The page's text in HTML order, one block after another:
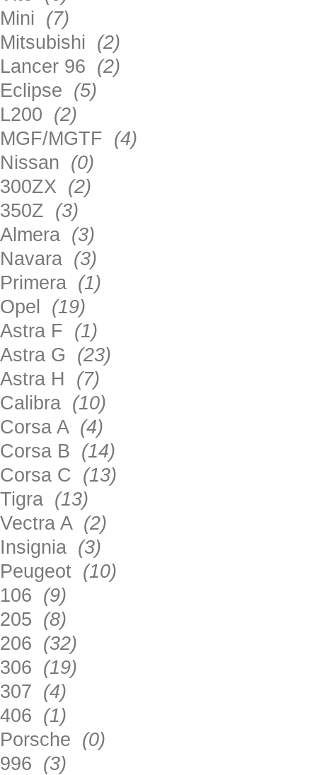
Mini (7)
Mitsubishi (2)
Lancer 96 (2)
Eclipse (5)
L200 (2)
MGF/MGTF (4)
Nissan (0)
300ZX (2)
350Z (3)
Almera (3)
Navara (3)
Primera (1)
Opel (19)
Astra F (1)
Astra G (23)
Astra H (7)
Calibra (10)
Corsa A (4)
Corsa B (14)
Corsa C (13)
Tigra (13)
Vectra A (2)
Insignia (3)
Peugeot (10)
106 (9)
205 (8)
206 (32)
306 (19)
307 (4)
406 (1)
Porsche (0)
996 (3)